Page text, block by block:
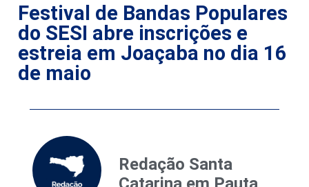
Festival de Bandas Populares
do SESI abre inscrições e
estreia em Joaçaba no dia 16
de maio
Redação Santa